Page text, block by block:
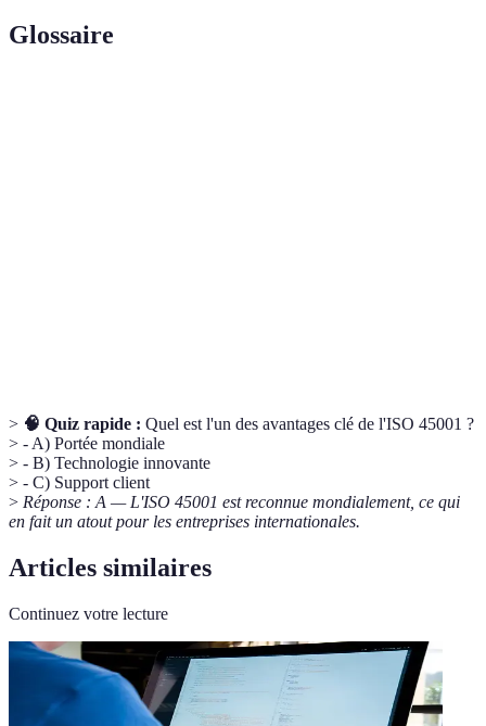
Glossaire
> 🧠 Quiz rapide : Quel est l'un des avantages clé de l'ISO 45001 ?
> - A) Portée mondiale
> - B) Technologie innovante
> - C) Support client
> Réponse : A — L'ISO 45001 est reconnue mondialement, ce qui
en fait un atout pour les entreprises internationales.
Articles similaires
Continuez votre lecture